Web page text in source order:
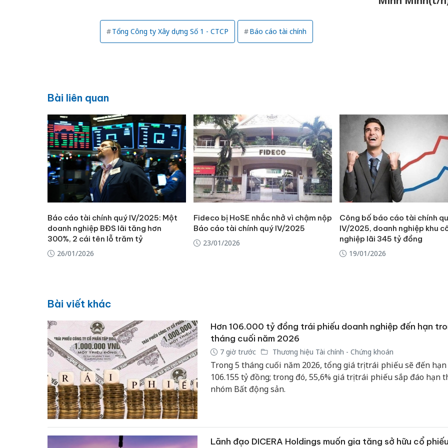
Tổng Công ty Xây dựng Số 1 - CTCP Báo cáo tài chính
Bài liên quan
Báo cáo tài chính quý IV/2025: Một
doanh nghiệp BĐS lãi tăng hơn
300%, 2 cái tên lỗ trăm tỷ
26/01/2026
Fideco bị HoSE nhắc nhở vì chậm nộp
Báo cáo tài chính quý IV/2025
23/01/2026
Công bố báo cáo tài chính
IV/2025, doanh nghiệp khu
nghiệp lãi 345 tỷ đồng
19/01/2026
Bài viết khác
Hơn 106.000 tỷ đồng trái phiếu doanh nghiệp đến hạn
tháng cuối năm 2026
7 giờ trước Thương hiệu Tài chính - Chứng khoán
Trong 5 tháng cuối năm 2026, tổng giá trị trái phiếu sẽ đến
106.155 tỷ đồng; trong đó, 55,6% giá trị trái phiếu sắp đáo hạn
nhóm Bất động sản.
Lãnh đạo DICERA Holdings muốn gia tăng sở hữu cổ phiếu
sản
hại
bán